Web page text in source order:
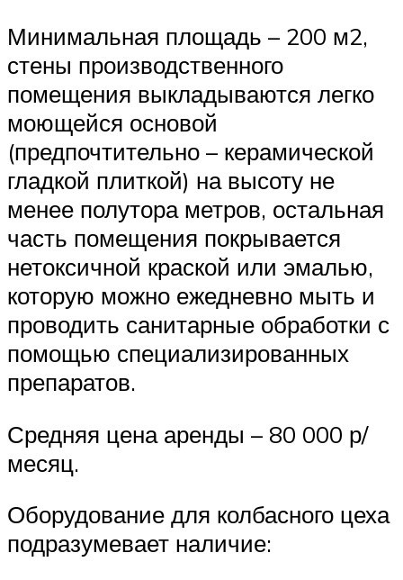
Минимальная площадь – 200 м2,
стены производственного
помещения выкладываются легко
моющейся основой
(предпочтительно – керамической
гладкой плиткой) на высоту не
менее полутора метров, остальная
часть помещения покрывается
нетоксичной краской или эмалью,
которую можно ежедневно мыть и
проводить санитарные обработки с
помощью специализированных
препаратов.
Средняя цена аренды – 80 000 р/
месяц.
Оборудование для колбасного цеха
подразумевает наличие: